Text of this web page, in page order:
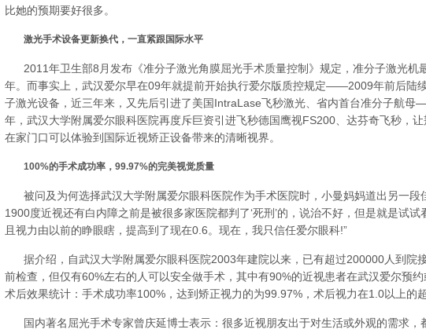
比她的预期要好很多。
激光手术设备更新换代，一直紧跟国际水平
2011年卫生部8月发布《准分子激光角膜屈光手术质量控制》规定，准分子激光机
年。而事实上，武汉爱尔早在09年就提前开始执行爱尔版质控规定——2009年前后陆
子激光设备，近三年来，又先后引进了美国IntraLase飞秒激光、省内首台准分子航
年，武汉大学附属爱尔眼科医院再度斥巨资引进飞秒德国鹰视FS200、达芬奇飞秒，让
在家门口可以体验到国际近视矫正设备带来的清晰视界。
100%的手术成功率，99.97%的完美视觉质量
被问及为何选择武汉大学附属爱尔眼科医院作为手术医院时，小曼妈妈道出另一段
1900度近视还有白内障之前是被很多家医院都判了‘死刑’的，说治不好，但是就是试
且视力由以前的睁眼瞎，提高到了现在0.6。现在，我只信任爱尔眼科!”
据介绍，自武汉大学附属爱尔眼科医院2003年建院以来，已有超过200000人到院
前检查，但仅有60%左右的人可以安全做手术，其中有90%的近视患者在武汉爱尔预约
术后效果统计：手术成功率100%，达到矫正视力的为99.97%，术后视力在1.0以上的超
国内著名屈光手术专家曾庆延博士表示：很多近视朋友出于对生活或外观的需求，